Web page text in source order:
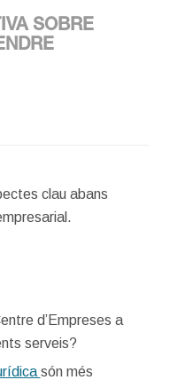
SOBRE
clau abans
d’Empreses a
serveis?
són més